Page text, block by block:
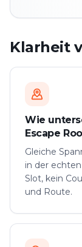
Klarheit
Wie
Escape
Gleiche
in der
Slot, kein
und Route.